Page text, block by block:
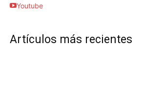
Youtube
Artículos más recientes